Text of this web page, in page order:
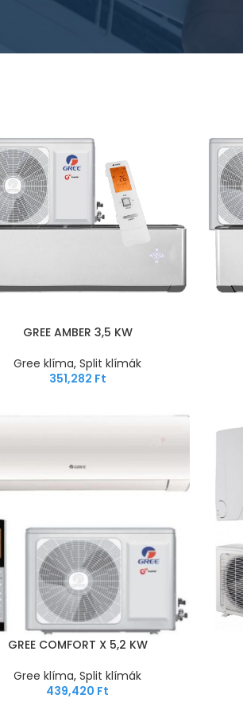
GREE AMBER 3,5 KW
Gree klíma, Split klímák
351,282 Ft
GREE COMFORT X 5,2 KW
Gree klíma, Split klímák
439,420 Ft